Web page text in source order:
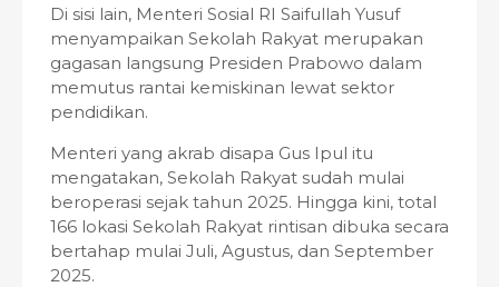
Di sisi lain, Menteri Sosial RI Saifullah Yusuf
menyampaikan Sekolah Rakyat merupakan
gagasan langsung Presiden Prabowo dalam
memutus rantai kemiskinan lewat sektor
pendidikan.
Menteri yang akrab disapa Gus Ipul itu
mengatakan, Sekolah Rakyat sudah mulai
beroperasi sejak tahun 2025. Hingga kini, total
166 lokasi Sekolah Rakyat rintisan dibuka secara
bertahap mulai Juli, Agustus, dan September
2025.